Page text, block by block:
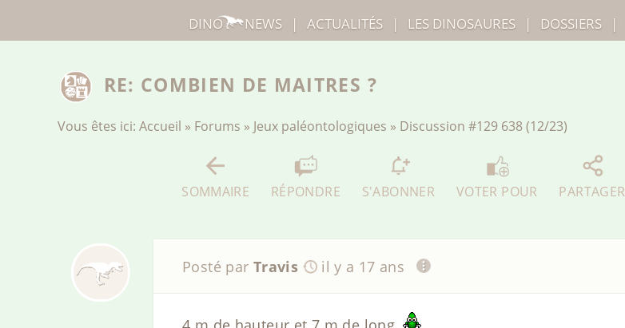
RE: COMBIEN DE MAITRES ?
Vous êtes ici: Accueil » Forums » Jeux paléontologiques » Discussion #129 638 (12/23)
SOMMAIRE RÉPONDRE S'ABONNER VOTER POUR PARTAGER
Posté par Travis il y a 17 ans
DINO NEWS | ACTUALITÉS | LES DINOSAURES | DOSSIERS |